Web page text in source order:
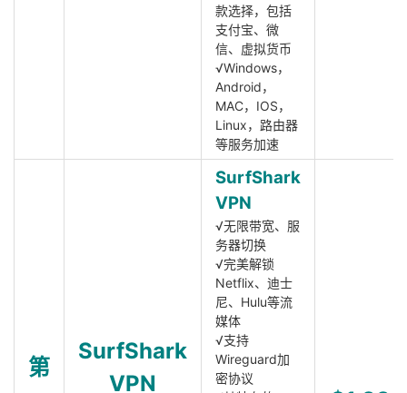
款选择，包括
支付宝、微
信、虚拟货币
√Windows，
Android，
MAC，IOS，
Linux，路由器
等服务加速
第
SurfShark
VPN
SurfShark
VPN
√无限带宽、服
务器切换
√完美解锁
Netflix、迪士
尼、Hulu等流
媒体
√支持
Wireguard加
密协议